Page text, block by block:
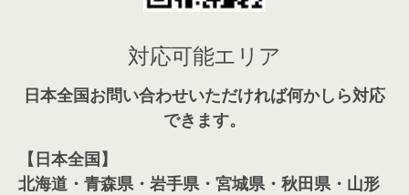
対応可能エリア
日本全国お問い合わせいただければ何かしら対応
できます。
【日本全国】
北海道・青森県・岩手県・宮城県・秋田県・山形